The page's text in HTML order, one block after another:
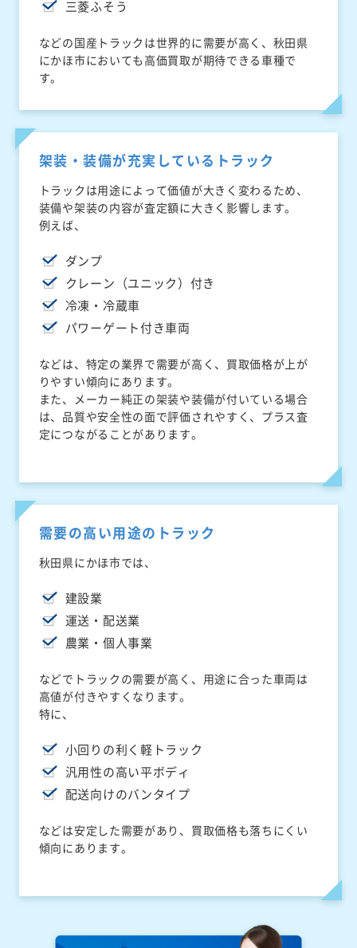
三菱ふそう
などの国産トラックは世界的に需要が高く、秋田県
にかほ市においても高価買取が期待できる車種で
す。
架装・装備が充実しているトラック
トラックは用途によって価値が大きく変わるため、
装備や架装の内容が査定額に大きく影響します。
例えば、
ダンプ
クレーン（ユニック）付き
冷凍・冷蔵車
パワーゲート付き車両
などは、特定の業界で需要が高く、買取価格が上が
りやすい傾向にあります。
また、メーカー純正の架装や装備が付いている場合
は、品質や安全性の面で評価されやすく、プラス査
定につながることがあります。
需要の高い用途のトラック
秋田県にかほ市では、
建設業
運送・配送業
農業・個人事業
などでトラックの需要が高く、用途に合った車両は
高値が付きやすくなります。
特に、
小回りの利く軽トラック
汎用性の高い平ボディ
配送向けのバンタイプ
などは安定した需要があり、買取価格も落ちにくい
傾向にあります。